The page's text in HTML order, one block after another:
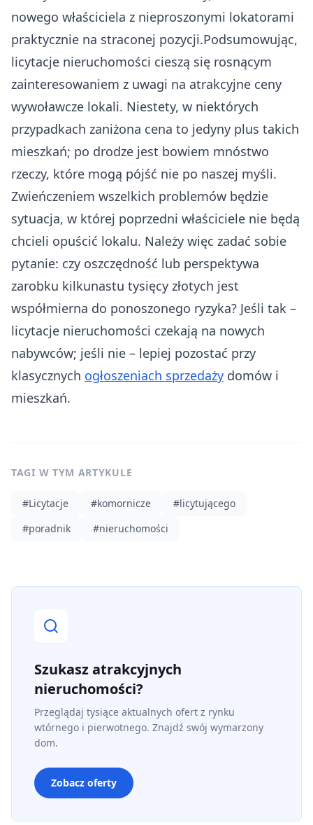
nowego właściciela z nieproszonymi lokatorami
praktycznie na straconej pozycji.Podsumowując,
licytacje nieruchomości cieszą się rosnącym
zainteresowaniem z uwagi na atrakcyjne ceny
wywoławcze lokali. Niestety, w niektórych
przypadkach zaniżona cena to jedyny plus takich
mieszkań; po drodze jest bowiem mnóstwo
rzeczy, które mogą pójść nie po naszej myśli.
Zwieńczeniem wszelkich problemów będzie
sytuacja, w której poprzedni właściciele nie będą
chcieli opuścić lokalu. Należy więc zadać sobie
pytanie: czy oszczędność lub perspektywa
zarobku kilkunastu tysięcy złotych jest
współmierna do ponoszonego ryzyka? Jeśli tak –
licytacje nieruchomości czekają na nowych
nabywców; jeśli nie – lepiej pozostać przy
klasycznych ogłoszeniach sprzedaży domów i
mieszkań.
TAGI W TYM ARTYKULE
#Licytacje #komornicze #licytującego
#poradnik #nieruchomości
Szukasz atrakcyjnych
nieruchomości?
Przeglądaj tysiące aktualnych ofert z rynku
wtórnego i pierwotnego. Znajdź swój wymarzony
dom.
Zobacz oferty